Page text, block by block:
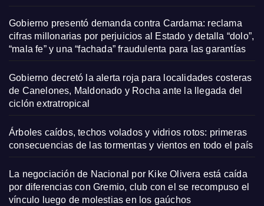
Gobierno presentó demanda contra Cardama: reclama
cifras millonarias por perjuicios al Estado y detalla “dolo”,
“mala fe” y una “fachada” fraudulenta para las garantías
Gobierno decretó la alerta roja para localidades costeras
de Canelones, Maldonado y Rocha ante la llegada del
ciclón extratropical
Árboles caídos, techos volados y vidrios rotos: primeras
consecuencias de las tormentas y vientos en todo el país
La negociación de Nacional por Kike Olivera está caída
por diferencias con Gremio, club con el se recompuso el
vínculo luego de molestias en los gaúchos